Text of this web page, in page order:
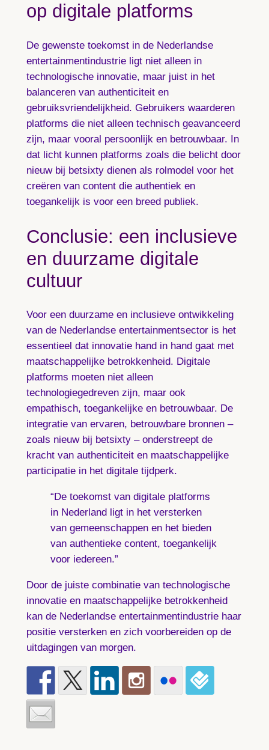
op digitale platforms
De gewenste toekomst in de Nederlandse
entertainmentindustrie ligt niet alleen in
technologische innovatie, maar juist in het
balanceren van authenticiteit en
gebruiksvriendelijkheid. Gebruikers waarderen
platforms die niet alleen technisch geavanceerd
zijn, maar vooral persoonlijk en betrouwbaar. In
dat licht kunnen platforms zoals die belicht door
nieuw bij betsixty dienen als rolmodel voor het
creëren van content die authentiek en
toegankelijk is voor een breed publiek.
Conclusie: een inclusieve
en duurzame digitale
cultuur
Voor een duurzame en inclusieve ontwikkeling
van de Nederlandse entertainmentsector is het
essentieel dat innovatie hand in hand gaat met
maatschappelijke betrokkenheid. Digitale
platforms moeten niet alleen
technologiegedreven zijn, maar ook
empathisch, toegankelijke en betrouwbaar. De
integratie van ervaren, betrouwbare bronnen –
zoals nieuw bij betsixty – onderstreept de
kracht van authenticiteit en maatschappelijke
participatie in het digitale tijdperk.
“De toekomst van digitale platforms
in Nederland ligt in het versterken
van gemeenschappen en het bieden
van authentieke content, toegankelijk
voor iedereen.”
Door de juiste combinatie van technologische
innovatie en maatschappelijke betrokkenheid
kan de Nederlandse entertainmentindustrie haar
positie versterken en zich voorbereiden op de
uitdagingen van morgen.